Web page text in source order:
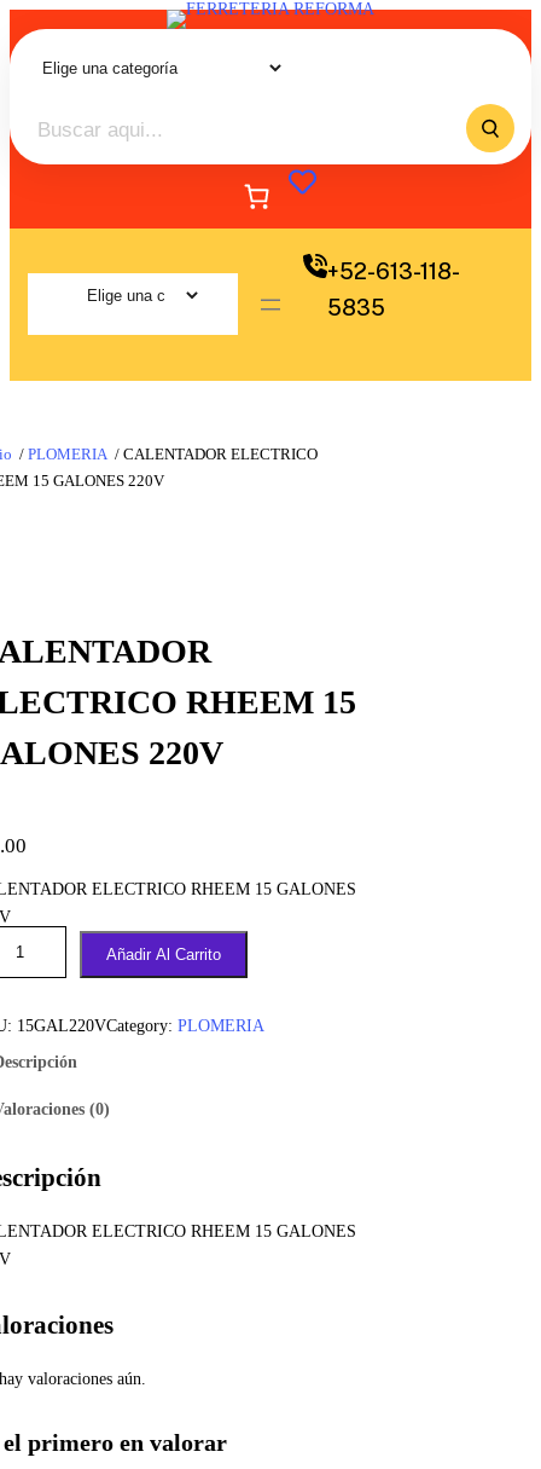
+52-613-118-
5835
/ PLOMERIA / CALENTADOR ELECTRICO
15 GALONES 220V
RHEEM 15
220V
ELECTRICO RHEEM 15 GALONES
Añadir Al Carrito
15GAL220VCategory: PLOMERIA
(0)
ELECTRICO RHEEM 15 GALONES
valoraciones aún.
el primero en valorar